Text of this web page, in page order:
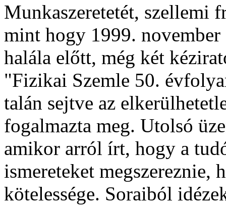
Munkaszeretetét, szellemi
mint hogy 1999.
halála előtt, még két
"Fizikai Szemle 50.
talán sejtve az
fogalmazta meg. Utolsó
amikor arról írt, hogy a
ismereteket megszereznie,
kötelessége. Soraiból